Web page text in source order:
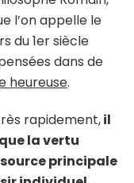
l’on appelle le
du 1er siècle
dans de
heureuse.
rapidement,il
la vertu
principale